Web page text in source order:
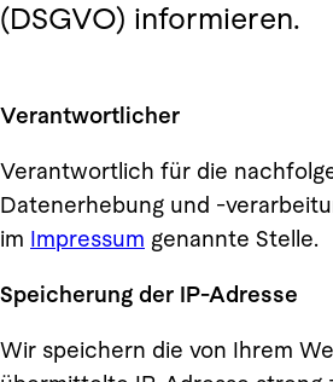
(DSGVO) informieren.
Verantwortlicher
Verantwortlich für die
Datenerhebung und -
im Impressum genannte Stelle.
Speicherung der IP-Adresse
Wir speichern die von Ihrem